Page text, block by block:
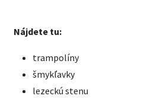
Nájdete tu:
trampolíny
šmykľavky
lezeckú stenu